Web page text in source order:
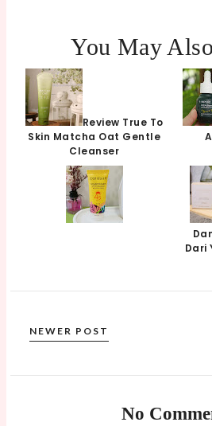
You May
Review True To
Skin Matcha Oat Gentle
Cleanser
Dari
NEWER POST
No